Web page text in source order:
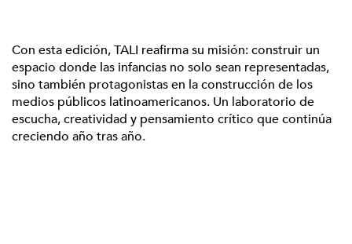
Con esta edición, TALI reafirma su misión: construir un
espacio donde las infancias no solo sean representadas,
sino también protagonistas en la construcción de los
medios públicos latinoamericanos. Un laboratorio de
escucha, creatividad y pensamiento crítico que continúa
creciendo año tras año.